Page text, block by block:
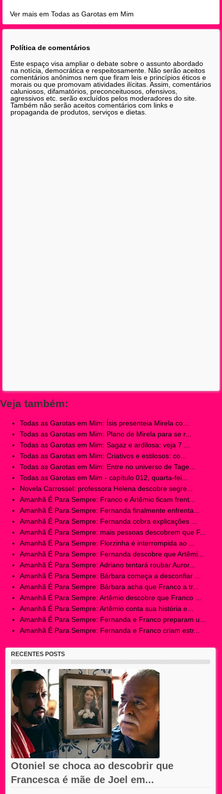
Ver mais em Todas as Garotas em Mim
Política de comentários
Este espaço visa ampliar o debate sobre o assunto abordado
na notícia, democrática e respeitosamente. Não serão aceitos
comentários anônimos nem que firam leis e princípios éticos e
morais ou que promovam atividades ilícitas. Assim, comentários
caluniosos, difamatórios, preconceituosos, ofensivos,
agressivos etc. serão excluídos pelos moderadores do site.
Também não serão aceitos comentários com links e
propaganda de produtos, serviços e dietas.
Veja também:
Todas as Garotas em Mim: Ísis presenteia Mirela co...
Todas as Garotas em Mim: Plano de Mirela para se r...
Todas as Garotas em Mim: Sagaz e ardilosa: veja 7 ...
Todas as Garotas em Mim: Criativos e estilosos: co...
Todas as Garotas em Mim: Entre no universo de Tage...
Todas as Garotas em Mim - capítulo 012, quarta-fei...
Novela Carrossel: professora Helena descobre segre...
Amanhã É Para Sempre: Franco e Artêmio ficam frent...
Amanhã É Para Sempre: Fernanda finalmente enfrenta...
Amanhã É Para Sempre: Fernanda cobra explicações ...
Amanhã É Para Sempre: mais pessoas descobrem que F...
Amanhã É Para Sempre: Florzinha é interrompida ao ...
Amanhã É Para Sempre: Fernanda descobre que Artêmi...
Amanhã É Para Sempre: Adriano tentará roubar Auror...
Amanhã É Para Sempre: Bárbara começa a desconfiar ...
Amanhã É Para Sempre: Bárbara acha que Franco a tr...
Amanhã É Para Sempre: Artêmio descobre que Franco ...
Amanhã É Para Sempre: Artêmio conta sua história e...
Amanhã É Para Sempre: Fernanda e Franco preparam u...
Amanhã É Para Sempre: Fernanda e Franco criam estr...
RECENTES POSTS
Otoniel se choca ao descobrir que
Francesca é mãe de Joel em...